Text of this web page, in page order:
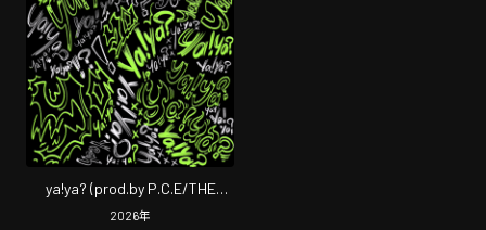
ya!ya? (prod.by P.C.E/THE
GAME SHOP)
2026年